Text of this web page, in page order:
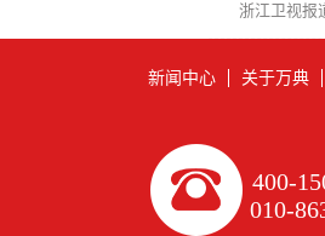
浙江卫视报
新闻中心 关于万典
400-
010-